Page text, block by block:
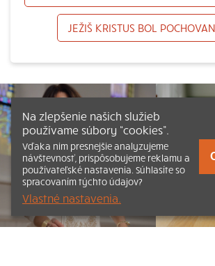
JEŽIŠ KRISTUS BOL
Na zlepšenie našich služieb
používame súbory “cookies”.
Vďaka nim presnejšie analyzujeme
návštevnosť, prispôsobujeme reklamu a
používateľské nastavenia. Súhlasíte so
spracovaním týchto údajov?
Vlastné nastavenia.